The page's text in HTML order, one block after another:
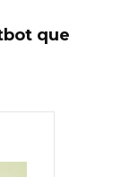
que